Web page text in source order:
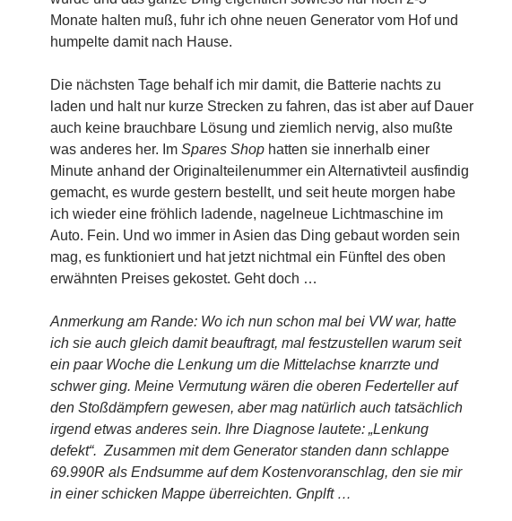
Monate halten muß, fuhr ich ohne neuen Generator vom Hof und
humpelte damit nach Hause.
Die nächsten Tage behalf ich mir damit, die Batterie nachts zu
laden und halt nur kurze Strecken zu fahren, das ist aber auf Dauer
auch keine brauchbare Lösung und ziemlich nervig, also mußte
was anderes her. Im Spares Shop hatten sie innerhalb einer
Minute anhand der Originalteilenummer ein Alternativteil ausfindig
gemacht, es wurde gestern bestellt, und seit heute morgen habe
ich wieder eine fröhlich ladende, nagelneue Lichtmaschine im
Auto. Fein. Und wo immer in Asien das Ding gebaut worden sein
mag, es funktioniert und hat jetzt nichtmal ein Fünftel des oben
erwähnten Preises gekostet. Geht doch …
Anmerkung am Rande: Wo ich nun schon mal bei VW war, hatte
ich sie auch gleich damit beauftragt, mal festzustellen warum seit
ein paar Woche die Lenkung um die Mittelachse knarrzte und
schwer ging. Meine Vermutung wären die oberen Federteller auf
den Stoßdämpfern gewesen, aber mag natürlich auch tatsächlich
irgend etwas anderes sein. Ihre Diagnose lautete: „Lenkung
defekt“. Zusammen mit dem Generator standen dann schlappe
69.990R als Endsumme auf dem Kostenvoranschlag, den sie mir
in einer schicken Mappe überreichten. Gnplft …